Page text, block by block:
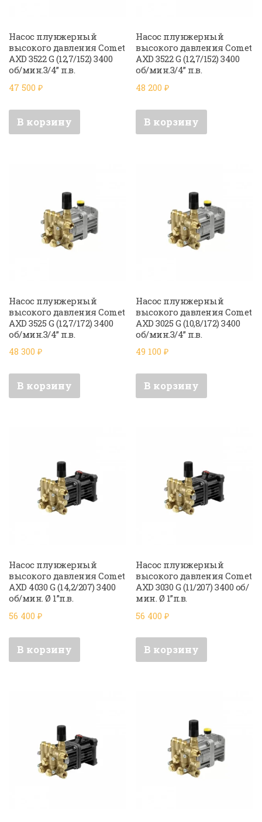
Насос плунжерный
высокого давления Comet
AXD 3522 G (12,7/152) 3400
об/мин.3/4” п.в.
47 500 ₽
В корзину
Насос плунжерный
высокого давления Comet
AXD 3522 G (12,7/152) 3400
об/мин.3/4” п.в.
48 200₽
В корзину
Насос плунжерный
высокого давления Comet
AXD 3525 G (12,7/172) 3400
об/мин.3/4” п.в.
48 300 ₽
В корзину
Насос плунжерный
высокого давления Comet
AXD 3025 G (10,8/172) 3400
об/мин.3/4” п.в.
49 100₽
В корзину
Насос плунжерный
высокого давления Comet
AXD 4030 G (14,2/207) 3400
об/мин. Ø 1”п.в.
56 400 ₽
В корзину
Насос плунжерный
высокого давления Comet
AXD 3030 G (11/207) 3400 об/
мин. Ø 1”п.в.
56 400₽
В корзину